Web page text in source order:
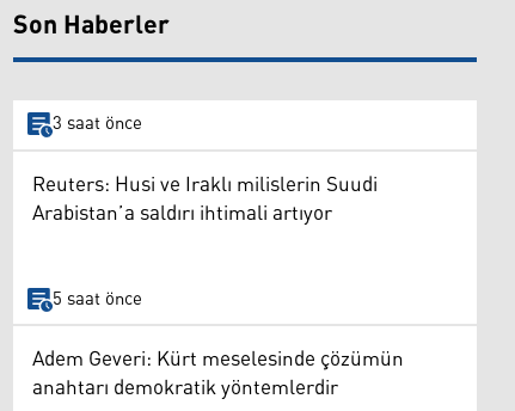
Son Haberler
3 saat önce
Reuters: Husi ve Iraklı milislerin Suudi
Arabistan’a saldırı ihtimali artıyor
5 saat önce
Adem Geveri: Kürt meselesinde çözümün
anahtarı demokratik yöntemlerdir